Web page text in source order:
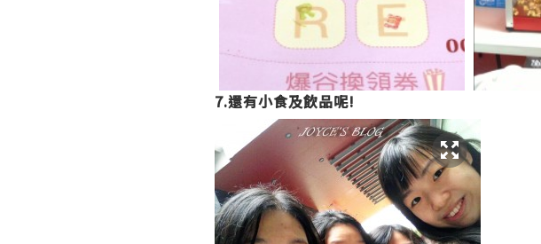
7.還有小食及飲品呢!